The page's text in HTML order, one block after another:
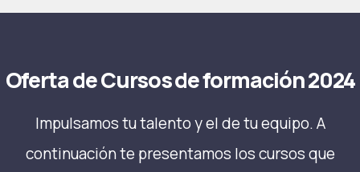
Oferta de Cursos de formación 2024
Impulsamos tu talento y el de tu equipo. A
continuación te presentamos los cursos que